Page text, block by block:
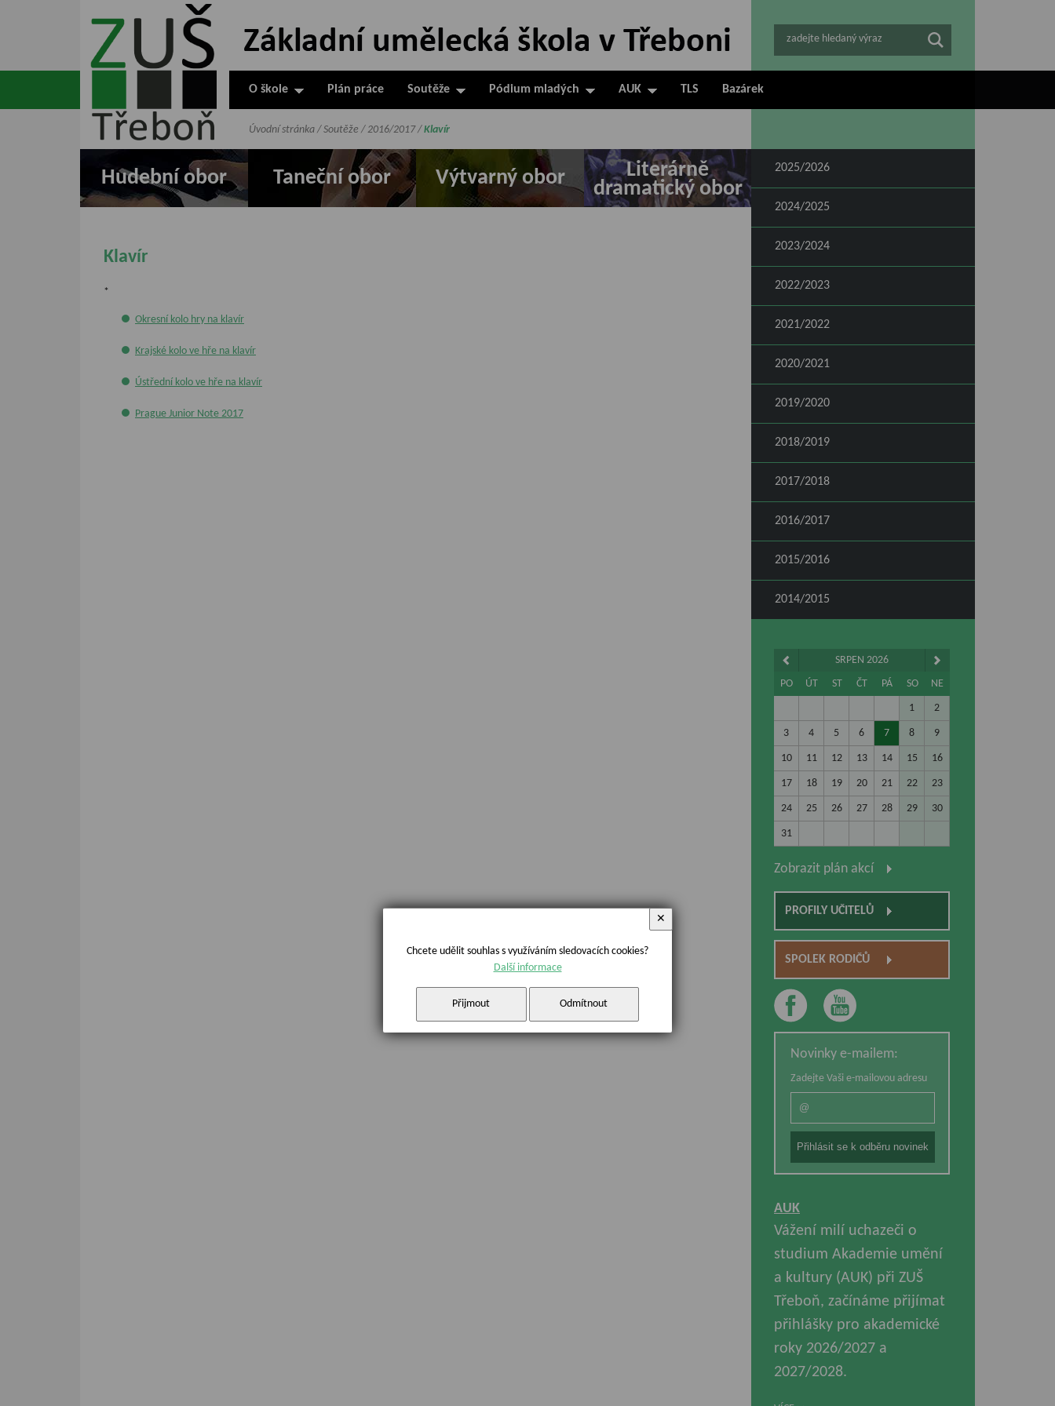
ZUŠ Třeboň -
Základní
umělecká škola
zadejte hledaný výraz
O škole Plán práce Soutěže Pódium mladých AUK TLS Bazárek
Hudební obor Taneční obor Výtvarný obor
Literárně
dramatický obor
Úvodní stránka / Soutěže / 2016/2017/ Klavír
Klavír
*
Okresní kolo hry na klavír
Krajské kolo ve hře na klavír
Ústřední kolo ve hře na klavír
Prague Junior Note 2017
2025/2026
2024/2025
2023/2024
2022/2023
2021/2022
2020/2021
2019/2020
2018/2019
2017/2018
2016/2017
2015/2016
2014/2015
SRPEN 2026
PO
ÚT ST ČT PÁ SO NE
1 2
3 4 5 6 7 8 9
10 11 12 13 14 15 16
17 18 19 20 21 22 23
24 25 26 27 28 29 30
31
Zobrazit plán akcí
PROFILY UČITELŮ
SPOLEK RODIČŮ
Novinky e-mailem:
Zadejte Vaši e-mailovou adresu
AUK
Vážení milí uchazeči o
studium Akademie umění
a kultury (AUK) při ZUŠ
Třeboň, začínáme přijímat
přihlášky pro akademické
roky 2026/2027 a
2027/2028.
Chcete udělit souhlas s využíváním sledovacích cookies?
Další informace
Přijmout Odmítnout
✕